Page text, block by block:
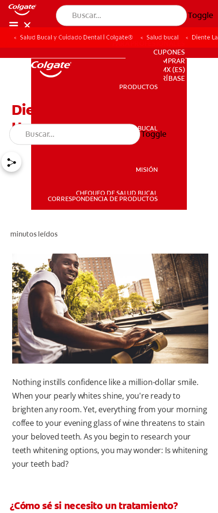
Toggle
PRODUCTOS
SALUD BUCAL
PARA PROFESIONALES
CUPONES
DONDE COMPRAR
MX (ES)
PARA PROFESIONALES
CUPONES
DONDE COMPRAR
MX (ES)
SUSCRÍBASE
PRODUCTOS
SALUD BUCAL
MISIÓN
CHEQUEO DE SALUD BUCAL
CORRESPONDENCIA DE PRODUCTOS
Toggle
Salud Bucal y Cuidado Dental | Colgate® Salud bucal Diente
Diente Lastimado ¿Qué
Hacer?
minutos leídos
Nothing instills confidence like a million-dollar smile.
When your pearly whites shine, you're ready to
brighten any room. Yet, everything from your morning
coffee to your evening glass of wine threatens to stain
your beloved teeth. As you begin to research your
teeth whitening options, you may wonder: Is whitening
your teeth bad?
¿Cómo sé si necesito un tratamiento?